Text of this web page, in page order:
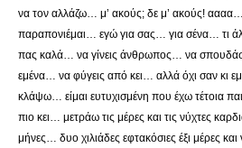
να τον αλλάζω… μ’ ακούς; δε μ’ ακούς!
παραπονιέμαι… εγώ για σας… για σένα… τι
πας καλά… να γίνεις άνθρωπος… να
εμένα… να φύγεις από κει… αλλά όχι σαν κι
κλάψω… είμαι ευτυχισμένη που έχω τέτοια
πιο κει… μετράω τις μέρες και τις νύχτες
μήνες… δυο χιλιάδες εφτακόσιες έξι μέρες